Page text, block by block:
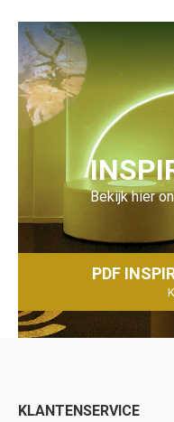
Bekijk hier
PDF
KLANTENSERVICE